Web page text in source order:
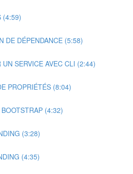
(4:59)
DE DÉPENDANCE (5:58)
SERVICE AVEC CLI (2:44)
PROPRIÉTÉS (8:04)
(4:32)
(3:28)
(4:35)